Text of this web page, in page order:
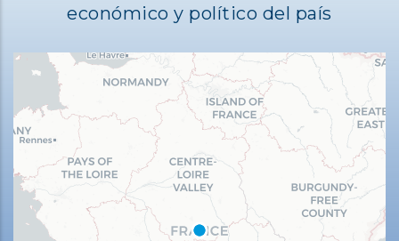
económico y político del país